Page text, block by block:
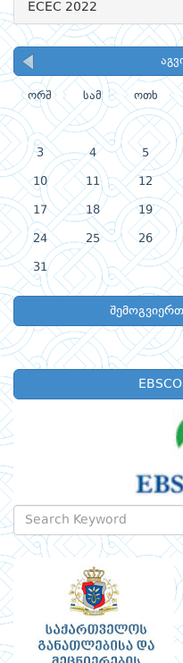
ECEC 2022
ორშ სამ ოთხ
3 4 5
10 11 12
17 18 19
24 25 26
31